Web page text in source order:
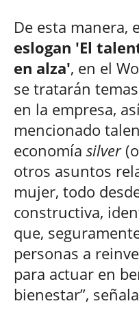
De esta manera,
eslogan 'El
en alza', en el
se tratarán
en la empresa,
mencionado
economía silver
otros asuntos
mujer, todo
constructiva,
que,
personas a
para actuar en
bienestar”,